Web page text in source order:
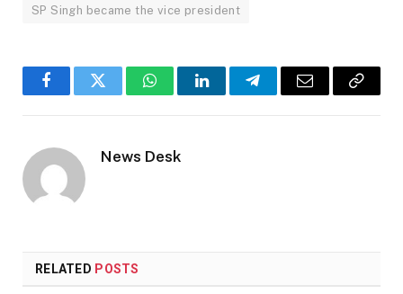
SP Singh became the vice president
FacebookTwitter WhatsAppLinkedInTelegramEmail
Copy
News Desk
RELATED POSTS